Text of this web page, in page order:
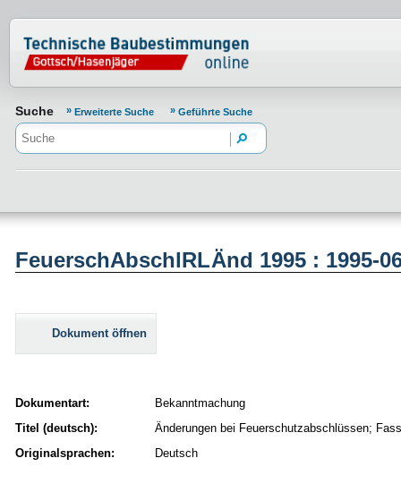
Normenportal Barrierefreiheit
Suche Erweiterte Suche Geführte Suche
FeuerschAbschlRLÄnd 1995 : 1995-
Dokument öffnen
Dokumentart:
Bekanntmachung
Titel (deutsch):
Änderungen bei Feuerschutzabschlüssen;
Originalsprachen:
Deutsch